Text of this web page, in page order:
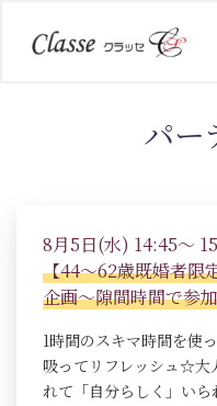
パー
8月5日(水) 14:45～
【44～62歳既婚者限
企画～隙間時間で参
1時間のスキマ時間を使
吸ってリフレッシュ☆大
れて「自分らしく」い